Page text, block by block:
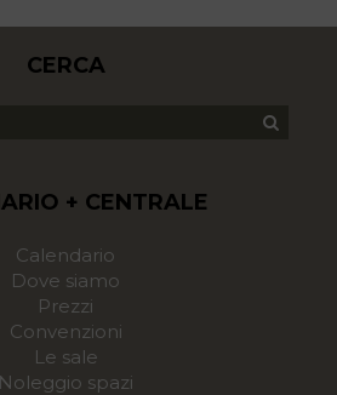
CERCA
+ CENTRALE
Calendario
Dove siamo
Prezzi
Convenzioni
Le sale
Noleggio spazi